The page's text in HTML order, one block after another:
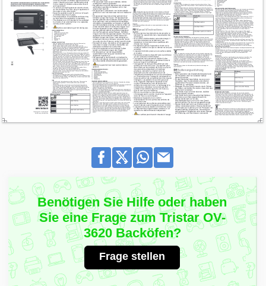
Benötigen Sie Hilfe oder haben
Sie eine Frage zum Tristar OV-
3620 Backöfen?
Frage stellen